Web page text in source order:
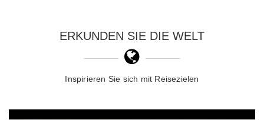
ERKUNDEN SIE DIE WELT
Inspirieren Sie sich mit Reisezielen